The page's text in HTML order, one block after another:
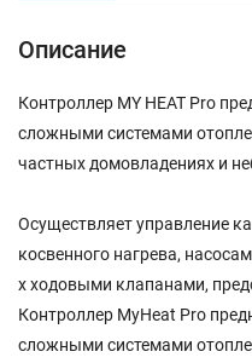
Описание
Контроллер MY HEAT Pro
сложными системами
частных домовладениях и
Осуществляет управление
косвенного нагрева,
х ходовыми клапанами,
Контроллер MyHeat Pro
сложными системами